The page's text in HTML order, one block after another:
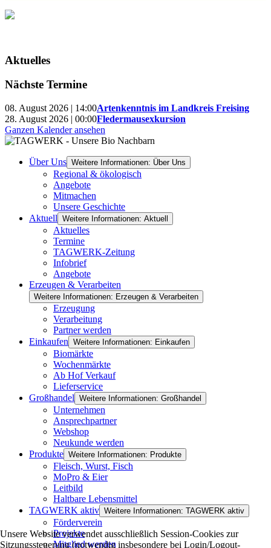
Aktuelles
Nächste Termine
08. August 2026 | 14:00Artenkenntnis im Landkreis Freising
28. August 2026 | 00:00Fledermausexkursion
Ganzen Kalender ansehen
Über Uns Weitere Informationen: Über Uns
Regional & ökologisch
Angebote
Mitmachen
Unsere Geschichte
Aktuell Weitere Informationen: Aktuell
Aktuelles
Termine
TAGWERK-Zeitung
Infobrief
Angebote
Erzeugen & Verarbeiten
Weitere Informationen: Erzeugen & Verarbeiten
Erzeugung
Verarbeitung
Partner werden
Einkaufen Weitere Informationen: Einkaufen
Biomärkte
Wochenmärkte
Ab Hof Verkauf
Lieferservice
Großhandel Weitere Informationen: Großhandel
Unternehmen
Ansprechpartner
Webshop
Neukunde werden
Produkte Weitere Informationen: Produkte
Fleisch, Wurst, Fisch
MoPro & Eier
Leitbild
Haltbare Lebensmittel
TAGWERK aktiv Weitere Informationen: TAGWERK aktiv
Förderverein
Projekte
Mitglied werden
Unsere Website verwendet ausschließlich Session-Cookies zur
Sitzungssteuerung (notwendig insbesondere bei Login/Logout-